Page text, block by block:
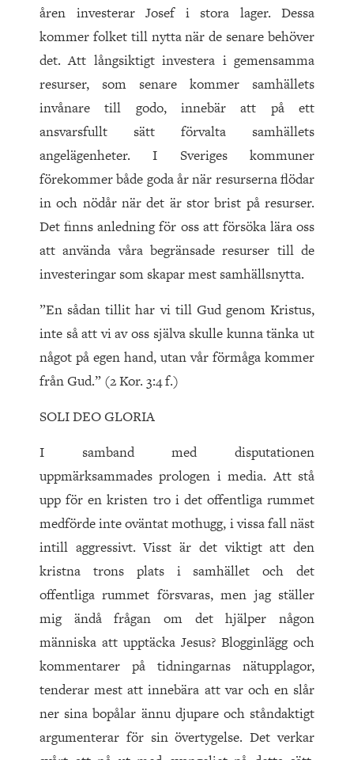
åren investerar Josef i stora lager. Dessa
kommer folket till nytta när de senare behöver
det. Att långsiktigt investera i gemensamma
resurser, som senare kommer samhällets
invånare till godo, innebär att på ett
ansvarsfullt sätt förvalta samhällets
angelägenheter. I Sveriges kommuner
förekommer både goda år när resurserna flödar
in och nödår när det är stor brist på resurser.
Det finns anledning för oss att försöka lära oss
att använda våra begränsade resurser till de
investeringar som skapar mest samhällsnytta.
”En sådan tillit har vi till Gud genom Kristus,
inte så att vi av oss själva skulle kunna tänka ut
något på egen hand, utan vår förmåga kommer
från Gud.” (2 Kor. 3:4 f.)
SOLI DEO GLORIA
I samband med disputationen
uppmärksammades prologen i media. Att stå
upp för en kristen tro i det offentliga rummet
medförde inte oväntat mothugg, i vissa fall näst
intill aggressivt. Visst är det viktigt att den
kristna trons plats i samhället och det
offentliga rummet försvaras, men jag ställer
mig ändå frågan om det hjälper någon
människa att upptäcka Jesus? Blogginlägg och
kommentarer på tidningarnas nätupplagor,
tenderar mest att innebära att var och en slår
ner sina bopålar ännu djupare och ståndaktigt
argumenterar för sin övertygelse. Det verkar